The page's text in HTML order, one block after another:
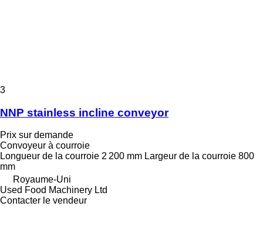
3
NNP stainless incline conveyor
Prix sur demande
Convoyeur à courroie
Longueur de la courroie 2 200 mm Largeur de la courroie 800
mm
Royaume-Uni
Used Food Machinery Ltd
Contacter le vendeur